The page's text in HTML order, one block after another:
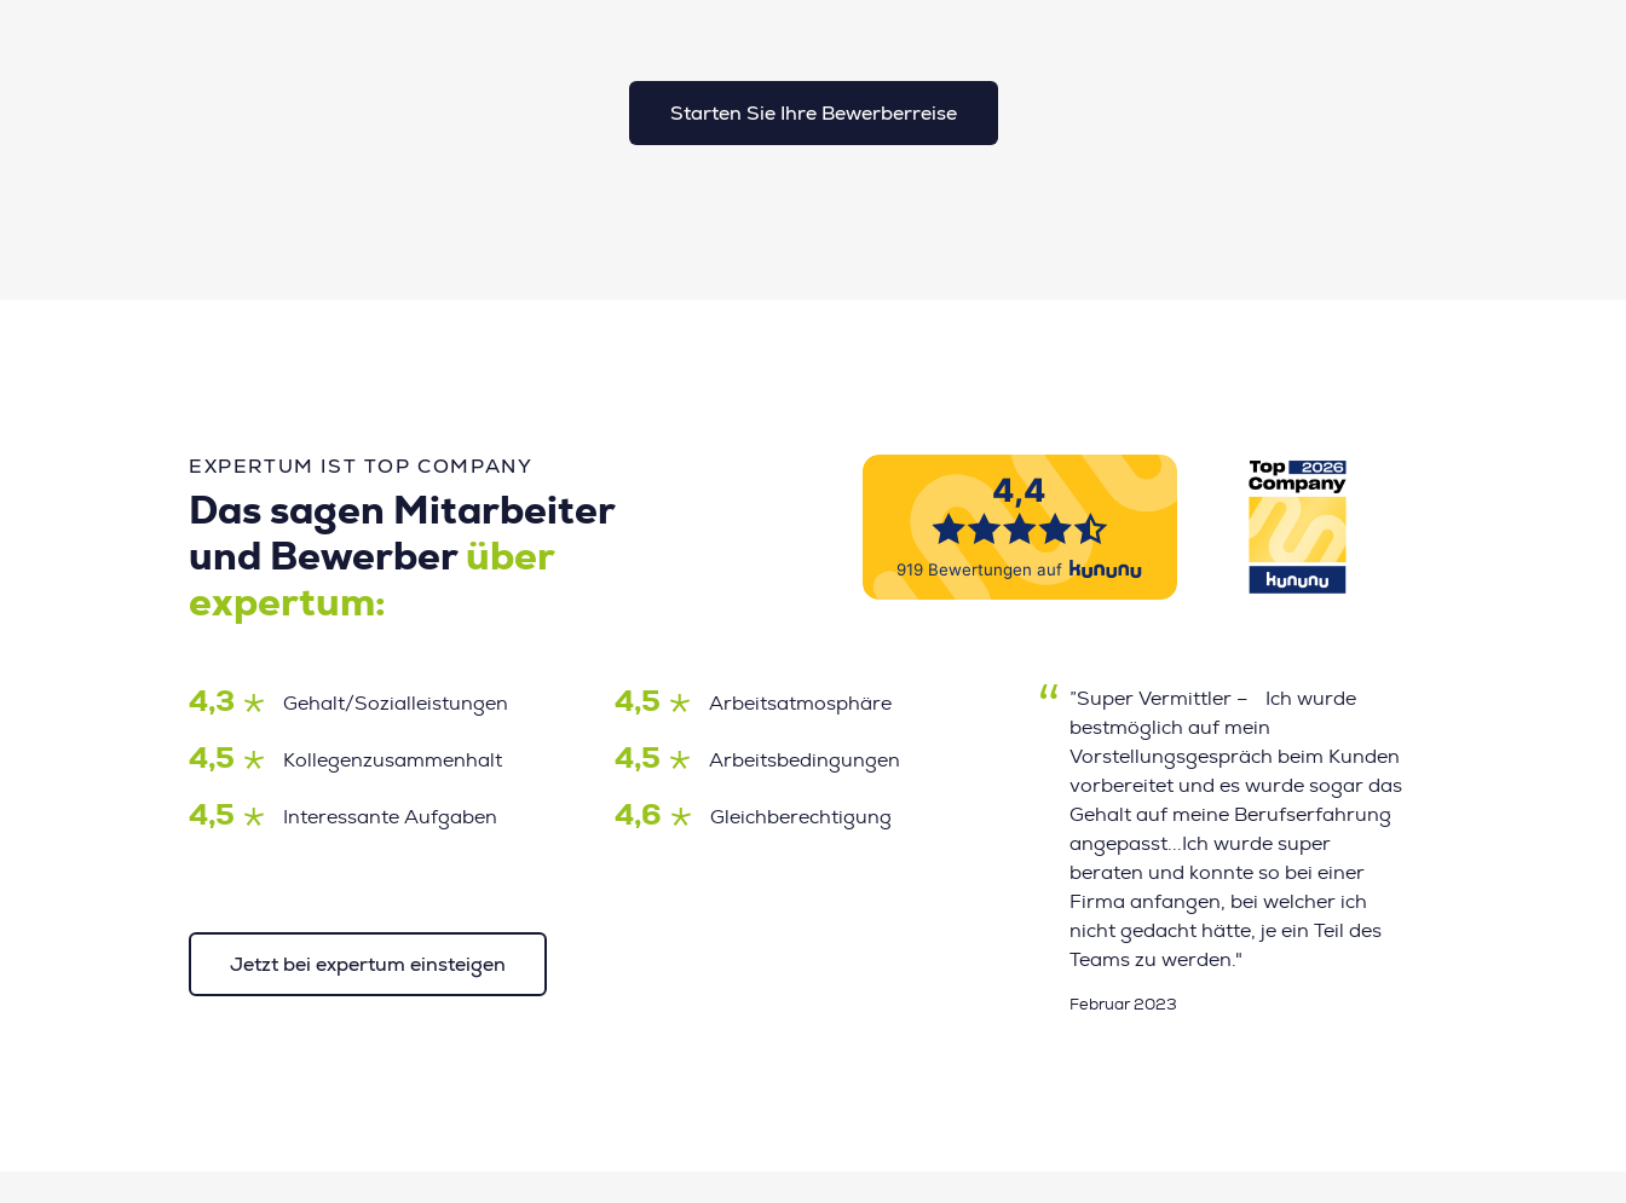
Starten Sie Ihre Bewerberreise
EXPERTUM IST TOP COMPANY
Das sagen Mitarbeiter
und Bewerber über
expertum:
4,3 Gehalt/Sozialleistungen 4,5 Arbeitsatmosphäre
4,5 Kollegenzusammenhalt 4,5 Arbeitsbedingungen
4,5 Interessante Aufgaben 4,6 Gleichberechtigung
Jetzt bei expertum einsteigen
”Super Vermittler – Ich wurde
bestmöglich auf mein
Vorstellungsgespräch beim Kunden
vorbereitet und es wurde sogar das
Gehalt auf meine Berufserfahrung
angepasst...Ich wurde super
beraten und konnte so bei einer
Firma anfangen, bei welcher ich
nicht gedacht hätte, je ein Teil des
Teams zu werden."
Februar 2023